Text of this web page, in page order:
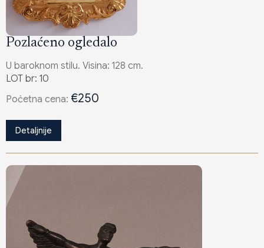
Pozlaćeno ogledalo
U baroknom stilu. Visina: 128 cm.
LOT br: 10
Poċetna cena: €250
Detaljnije